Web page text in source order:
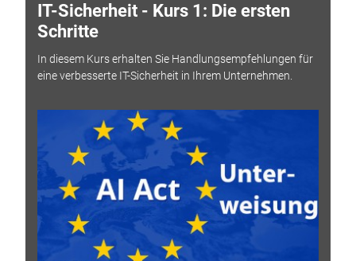
IT-Sicherheit - Kurs 1: Die ersten
Schritte
In diesem Kurs erhalten Sie Handlungsempfehlungen für
eine verbesserte IT-Sicherheit in Ihrem Unternehmen.